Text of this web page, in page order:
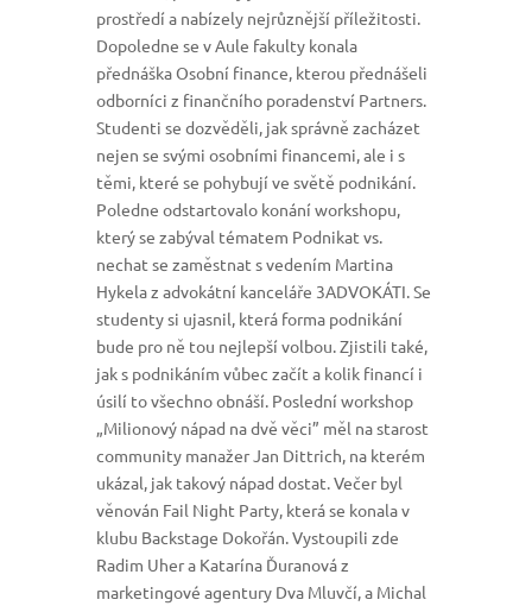
prostředí a nabízely nejrůznější příležitosti.
Dopoledne se v Aule fakulty konala
přednáška Osobní finance, kterou přednášeli
odborníci z finančního poradenství Partners.
Studenti se dozvěděli, jak správně zacházet
nejen se svými osobními financemi, ale i s
těmi, které se pohybují ve světě podnikání.
Poledne odstartovalo konání workshopu,
který se zabýval tématem Podnikat vs.
nechat se zaměstnat s vedením Martina
Hykela z advokátní kanceláře 3ADVOKÁTI. Se
studenty si ujasnil, která forma podnikání
bude pro ně tou nejlepší volbou. Zjistili také,
jak s podnikáním vůbec začít a kolik financí i
úsilí to všechno obnáší. Poslední workshop
„Milionový nápad na dvě věci” měl na starost
community manažer Jan Dittrich, na kterém
ukázal, jak takový nápad dostat. Večer byl
věnován Fail Night Party, která se konala v
klubu Backstage Dokořán. Vystoupili zde
Radim Uher a Katarína Ďuranová z
marketingové agentury Dva Mluvčí, a Michal